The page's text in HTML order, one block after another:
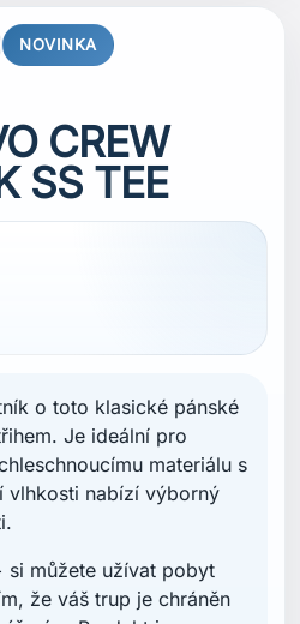
NOVINKA
CREW
SS TEE
o toto klasické pánské
Je ideální pro
materiálu s
vlhkosti nabízí výborný
si můžete užívat pobyt
že váš trup je chráněn